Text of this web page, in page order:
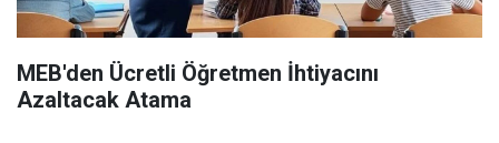
MEB'den Ücretli Öğretmen İhtiyacını
Azaltacak Atama